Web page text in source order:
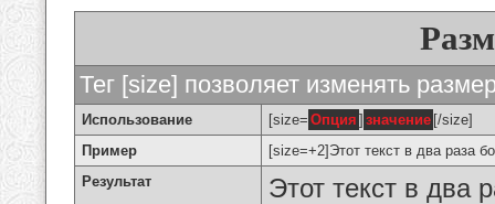
Тег [size] позволяет изменять
Использование [size= Опция ] значение [/size]
Пример
[size=+2]Этот текст в два раза
Результат
Этот текст в два